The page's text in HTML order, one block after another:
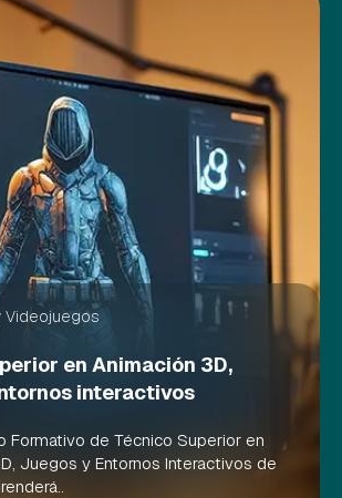
Videojuegos
en Animación 3D,
interactivos
Formativo de Técnico Superior en
Juegos y Entornos Interactivos de